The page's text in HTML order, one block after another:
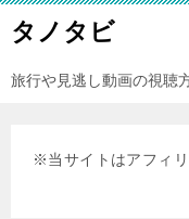
タノタビ
旅行や見逃し動画の視聴
※当サイトはアフィリ